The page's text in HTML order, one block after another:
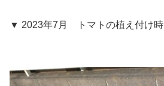
▼ 2023年7月 トマトの植え付け時